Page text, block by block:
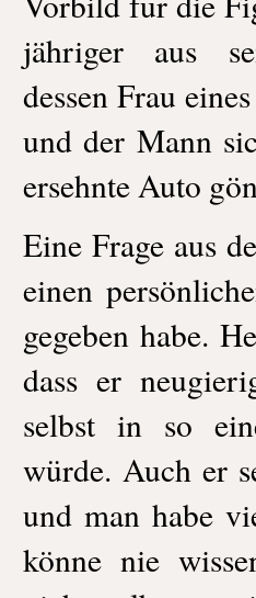
jähriger aus
dessen Frau
und der Mann
ersehnte Auto
Eine Frage aus
einen
gegeben habe.
dass er
selbst in so
würde. Auch er
und man habe
könne nie